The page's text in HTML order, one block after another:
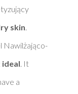
skin
Nawilżająco-
ideal . It
a